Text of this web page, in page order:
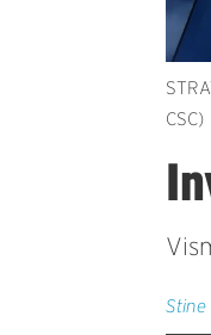
CSC)
Stine